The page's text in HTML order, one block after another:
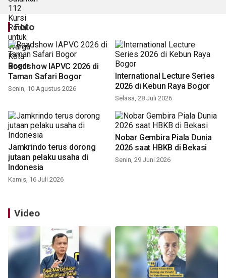
Foto
Roadshow IAPVC 2026 di
Taman Safari Bogor
Senin, 10 Agustus 2026
International Lecture Series
2026 di Kebun Raya Bogor
Selasa, 28 Juli 2026
Jamkrindo terus dorong
jutaan pelaku usaha di
Indonesia
Kamis, 16 Juli 2026
Nobar Gembira Piala Dunia
2026 saat HBKB di Bekasi
Senin, 29 Juni 2026
Video